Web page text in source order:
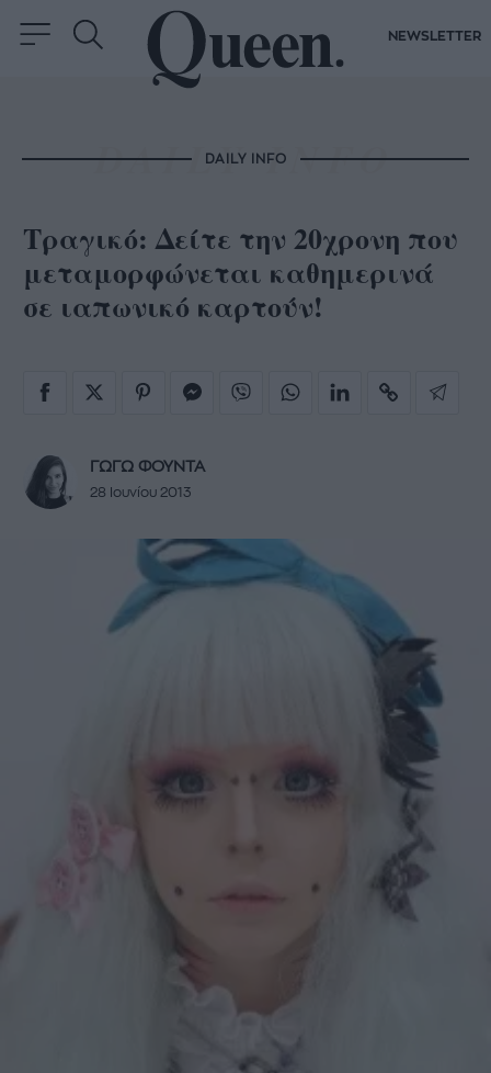
NEWSLETTER
DAILY INFO
Τραγικό: Δείτε την 20χρονη που
μεταμορφώνεται καθημερινά
σε ιαπωνικό καρτούν!
ΓΩΓΩ ΦΟΥΝΤΑ
28 Ιουνίου 2013